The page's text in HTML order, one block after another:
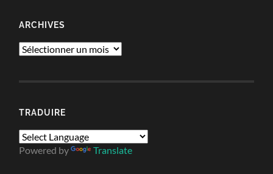
ARCHIVES
Archives
TRADUIRE
Powered by Translate